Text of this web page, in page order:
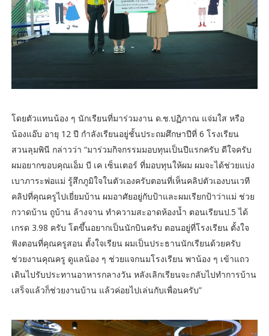
โดยตัวแทนน้อง ๆ นักเรียนที่มาร่วมงาน ด.ช.ปฏิภาณ แจ่มใส หรือ
น้องแอ๊บ อายุ 12 ปี กำลังเรียนอยู่ชั้นประถมศึกษาปีที่ 6 โรงเรียน
สวนลุมพินี กล่าวว่า “มาร่วมกิจกรรมมอบทุนเป็นปีแรกครับ ดีใจครับ
ผมอยากขอบคุณเอ็ม บี เค เซ็นเตอร์ ที่มอบทุนให้ผม ผมจะได้ช่วยแบ่ง
เบาภาระพ่อแม่ รู้สึกภูมิใจในตัวเองครับตอนที่เห็นคลิปตัวเองบนเวที
คลิปที่คุณครูไปเยี่ยมบ้าน ผมอาศัยอยู่กับป้าและผมเรียกป้าว่าแม่ ช่วย
กวาดบ้าน ถูบ้าน ล้างจาน ทำความสะอาดห้องน้ำ ตอนเรียนป.5 ได้
เกรด 3.98 ครับ โตขึ้นอยากเป็นนักบินครับ ตอนอยู่ที่โรงเรียน ตั้งใจ
ฟังตอนที่คุณครูสอน ตั้งใจเรียน ผมเป็นประธานนักเรียนด้วยครับ
ช่วยงานคุณครู ดูแลน้อง ๆ ช่วยแจกนมโรงเรียน พาน้อง ๆ เข้าแถว
เดินไปรับประทานอาหารกลางวัน หลังเลิกเรียนจะกลับไปทำการบ้าน
เสร็จแล้วก็ช่วยงานบ้าน แล้วค่อยไปเล่นกับเพื่อนครับ”